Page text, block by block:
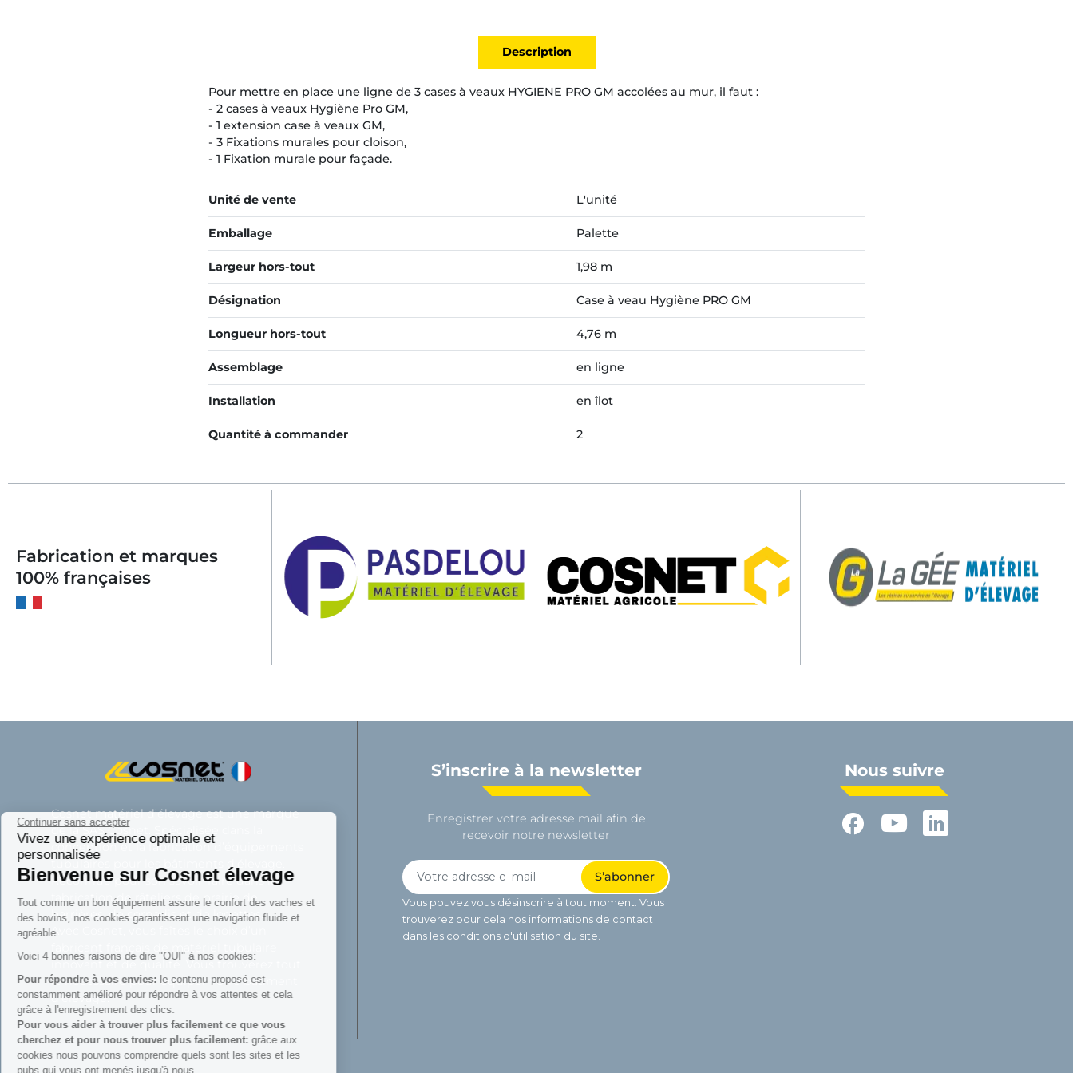
Vivez une expérience optimale et
personnalisée
Bienvenue sur
Cosnet élevage
Tout comme un bon équipement assure le confort des vaches et
des bovins, nos cookies garantissent une navigation fluide et
agréable.
Voici 4 bonnes raisons de dire "OUI" à nos cookies:
Pour répondre à vos envies:le contenu proposé est
constamment amélioré pour répondre à vos attentes et cela
grâce à l'enregistrement des clics.
Pour vous aider à trouver plus facilement ce que vous
cherchez et pour nous trouver plus facilement:grâce aux
cookies nous pouvons comprendre quels sont les sites et les
pubs qui vous ont menés jusqu'à nous.
Description
Pour mettre en place une ligne de 3 cases à veaux HYGIENE PRO GM accolées au mur, il faut :
- 2 cases à veaux Hygiène Pro GM,
- 1 extension case à veaux GM,
- 3 Fixations murales pour cloison,
- 1 Fixation murale pour façade.
Unité de vente L'unité
Emballage Palette
Largeur hors-tout 1,98 m
Désignation Case à veau Hygiène PRO GM
Longueur hors-tout 4,76 m
Assemblage en ligne
Installation en îlot
Quantité à commander 2
Fabrication et marques
100% françaises
Cosnet matériel d’élevage est une marque
de la SAS Cosnet. Spécialisée dans la
conception et la fabrication d’équipements
tubulaires pour les bâtiments d’élevage.
Reconnue pour son savoir-faire dans la
fabrication de râteliers de prairie de
barrières, de cornadis et de logettes.
Avec Cosnet, vous faîtes le choix d’un
innovant et de qualité. Vous trouverez tout
le nécessaire pour équiper votre bâtiment
d’élevage.
S’inscrire à la newsletter
Enregistrer votre adresse mail afin de
recevoir notre newsletter
Vous pouvez vous désinscrire à tout moment. Vous
trouverez pour cela nos informations de contact
dans les conditions d'utilisation du site.
Nous suivre